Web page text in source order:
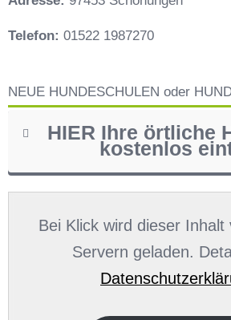
Telefon: 01522 1987270
NEUE HUNDESCHULEN oder
HIER Ihre örtliche
kostenlos
Bei Klick wird dieser Inhalt
Servern geladen.